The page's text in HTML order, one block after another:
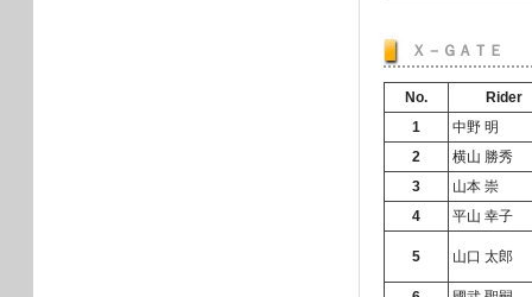
Ｘ－ＧＡＴＥ
No. Rider
1 中野 明
2 横山 勝秀
3 山本 崇
4 平山 幸子
5 山口 太郎